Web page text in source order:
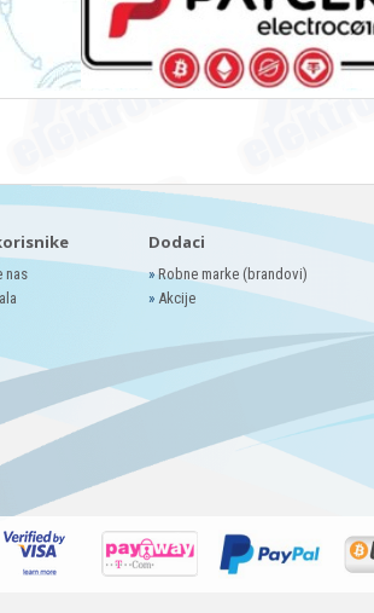
nas
Dodaci
»Robne marke (brandovi)
» Akcije